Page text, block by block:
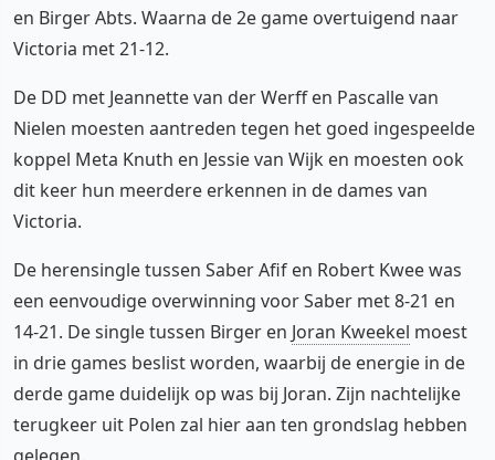
en Birger Abts. Waarna de 2e game overtuigend naar
Victoria met 21-12.
De DD met Jeannette van der Werff en Pascalle van
Nielen moesten aantreden tegen het goed ingespeelde
koppel Meta Knuth en Jessie van Wijk en moesten ook
dit keer hun meerdere erkennen in de dames van
Victoria.
De herensingle tussen Saber Afif en Robert Kwee was
een eenvoudige overwinning voor Saber met 8-21 en
14-21. De single tussen Birger en Joran Kweekel moest
in drie games beslist worden, waarbij de energie in de
derde game duidelijk op was bij Joran. Zijn nachtelijke
terugkeer uit Polen zal hier aan ten grondslag hebben